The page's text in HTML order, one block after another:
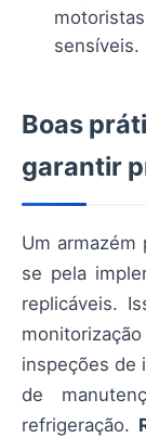
sensíveis.
Boas
garantir
Um armazém
se pela
replicáveis.
inspeções de
de
refrigeração.